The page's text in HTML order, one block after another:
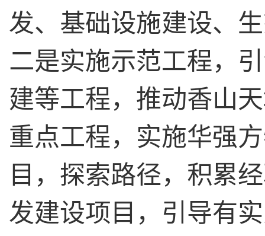
发、基础设施建设、
二是实施示范工程，
建等工程，推动香山
重点工程，实施华强
目，探索路径，积累
发建设项目，引导有